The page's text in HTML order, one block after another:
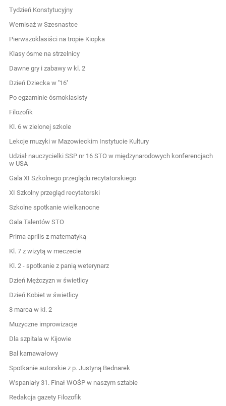
Tydzień Konstytucyjny
Wernisaż w Szesnastce
Pierwszoklasiści na tropie Kiopka
Klasy ósme na strzelnicy
Dawne gry i zabawy w kl. 2
Dzień Dziecka w ''16''
Po egzaminie ósmoklasisty
Filozofik
Kl. 6 w zielonej szkole
Lekcje muzyki w Mazowieckim Instytucie Kultury
Udział nauczycielki SSP nr 16 STO w międzynarodowych konferencjach
w USA
Gala XI Szkolnego przeglądu recytatorskiego
XI Szkolny przegląd recytatorski
Szkolne spotkanie wielkanocne
Gala Talentów STO
Prima aprilis z matematyką
Kl. 7 z wizytą w meczecie
Kl. 2 - spotkanie z panią weterynarz
Dzień Mężczyzn w świetlicy
Dzień Kobiet w świetlicy
8 marca w kl. 2
Muzyczne improwizacje
Dla szpitala w Kijowie
Bal karnawałowy
Spotkanie autorskie z p. Justyną Bednarek
Wspaniały 31. Finał WOŚP w naszym sztabie
Redakcja gazety Filozofik